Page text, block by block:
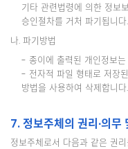
기타 관련법령에 의한 정보
승인절차를 거처 파기됩니다.
나. 파기방법
- 종이에 출력된 개인정보
- 전자적 파일 형태로 저장
방법을 사용하여 삭제합니다.
7. 정보주체의 권리∙의무
정보주체로서 다음과 같은 권